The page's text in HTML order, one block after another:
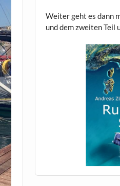
Weiter geht es dann
und dem zweiten Teil